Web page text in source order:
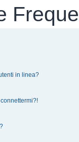
in linea?